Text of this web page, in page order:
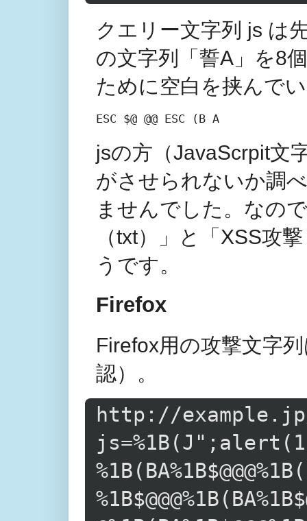
クエリー文字列 js は
の文字列「誓A」を8
ために空白を挟んで
jsの方（JavaScrpit文
がさせられないか調
ませんでした。なの
（txt）」と「XSS攻
うです。
Firefox
Firefox用の攻撃文字
認）。
http://
js=%1B(J";alert(1)//